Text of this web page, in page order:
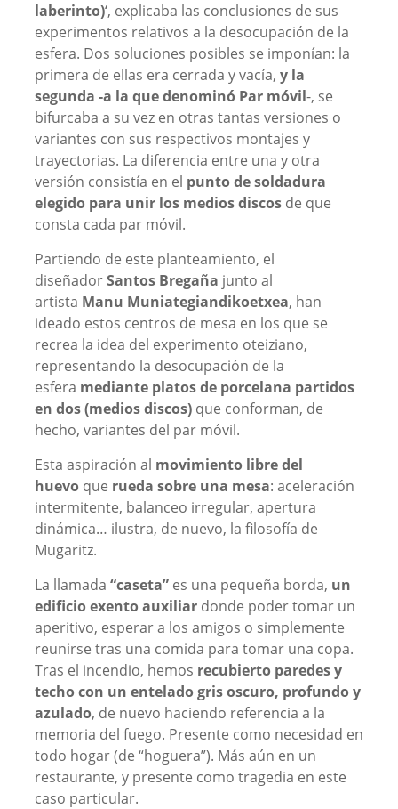
laberinto)‘, explicaba las conclusiones de sus
experimentos relativos a la desocupación de la
esfera. Dos soluciones posibles se imponían: la
primera de ellas era cerrada y vacía, y la
segunda -a la que denominó Par móvil-, se
bifurcaba a su vez en otras tantas versiones o
variantes con sus respectivos montajes y
trayectorias. La diferencia entre una y otra
versión consistía en el punto de soldadura
elegido para unir los medios discosde que
consta cada par móvil.
Partiendo de este planteamiento, el
diseñadorSantos Bregaña junto al
artista Manu Muniategiandikoetxea, han
ideado estos centros de mesa en los que se
recrea la idea del experimento oteiziano,
representando la desocupación de la
esfera mediante platos de porcelana partidos
en dos (medios discos)que conforman, de
hecho, variantes del par móvil.
Esta aspiración al movimiento libre del
huevoque rueda sobre una mesa: aceleración
intermitente, balanceo irregular, apertura
dinámica… ilustra, de nuevo, la filosofía de
Mugaritz.
La llamada “caseta”es una pequeña borda, un
edificio exento auxiliar donde poder tomar un
aperitivo, esperar a los amigos o simplemente
reunirse tras una comida para tomar una copa.
Tras el incendio, hemos recubierto paredes y
techo con un entelado gris oscuro, profundo y
azulado, de nuevo haciendo referencia a la
memoria del fuego. Presente como necesidad en
todo hogar (de “hoguera”). Más aún en un
restaurante, y presente como tragedia en este
caso particular.